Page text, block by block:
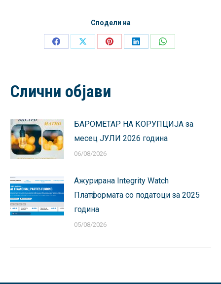
Сподели на
Share
Share
Share
Share
Share
Слични објави
БАРОМЕТАР НА КОРУПЦИЈА за
месец ЈУЛИ 2026 година
06/08/2026
Ажурирана Integrity Watch
Платформата со податоци за 2025
година
05/08/2026